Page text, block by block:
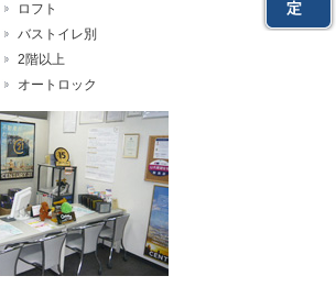
ロフト
バストイレ別
2階以上
オートロック